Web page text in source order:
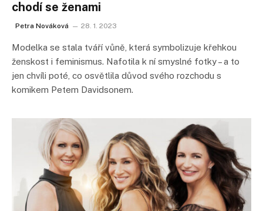
chodí se ženami
Petra Nováková 28. 1. 2023
Modelka se stala tváří vůně, která symbolizuje křehkou
ženskost i feminismus. Nafotila k ní smyslné fotky – a to
jen chvíli poté, co osvětlila důvod svého rozchodu s
komikem Petem Davidsonem.